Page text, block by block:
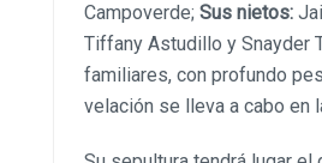
Campoverde; Sus nietos:
Tiffany Astudillo y Snayder
familiares, con profundo
velación se lleva a cabo en